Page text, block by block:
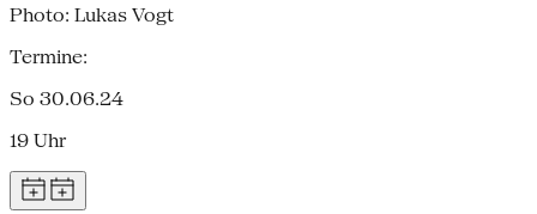
Photo: Lukas Vogt
Termine:
So 30.06.24
19 Uhr